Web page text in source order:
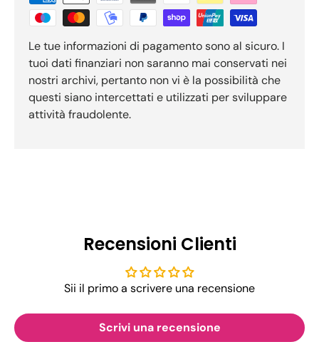
Le tue informazioni di pagamento sono al sicuro. I
tuoi dati finanziari non saranno mai conservati nei
nostri archivi, pertanto non vi è la possibilità che
questi siano intercettati e utilizzati per sviluppare
attività fraudolente.
Recensioni Clienti
Sii il primo a scrivere una recensione
Scrivi una recensione